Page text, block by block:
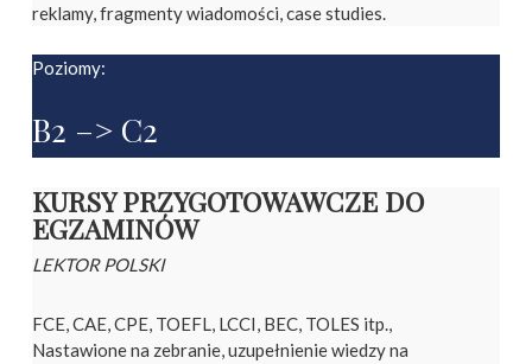
reklamy, fragmenty wiadomości, case studies.
Poziomy:
B2 –> C2
KURSY PRZYGOTOWAWCZE DO
EGZAMINÓW
LEKTOR POLSKI
FCE, CAE, CPE, TOEFL, LCCI, BEC, TOLES itp.,
Nastawione na zebranie, uzupełnienie wiedzy na